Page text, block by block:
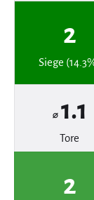
2
Siege
⌀ 1.1
Tore
2